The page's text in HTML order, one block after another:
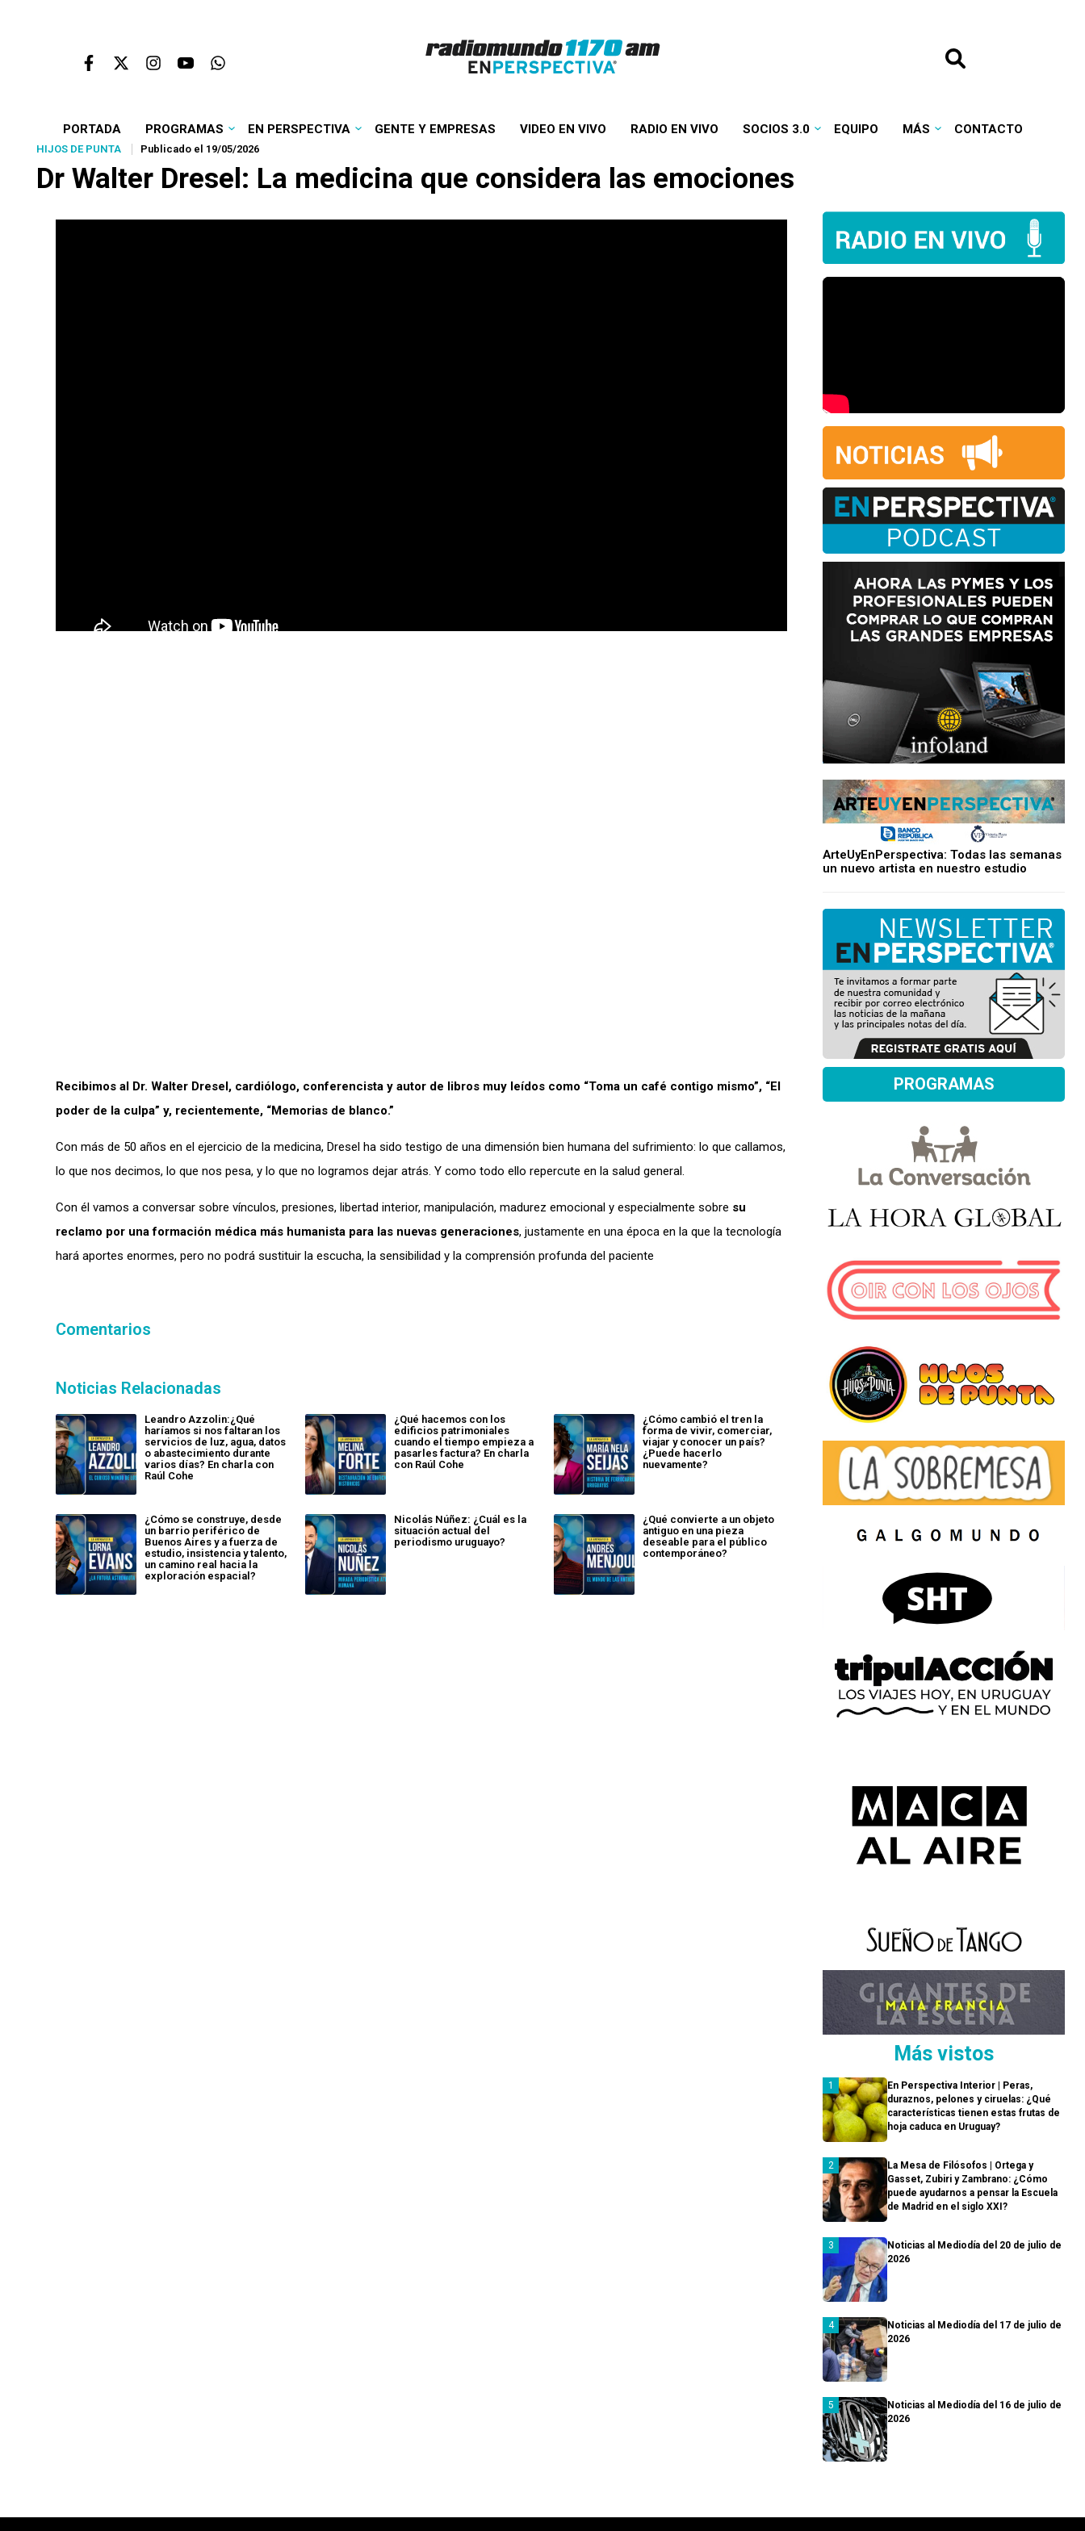
PORTADA PROGRAMAS EN PERSPECTIVA GENTE Y EMPRESAS VIDEO EN VIVO RADIO EN VIVO SOCIOS 3.0 EQUIPO MÁS CONTACTO
HIJOS DE PUNTA Publicado el 19/05/2026
Dr Walter Dresel: La medicina que considera las emociones
Recibimos al Dr. Walter Dresel, cardiólogo, conferencista y autor de libros muy leídos como “Toma un café contigo mismo”, “El
poder de la culpa” y, recientemente, “Memorias de blanco.”
Con más de 50 años en el ejercicio de la medicina, Dresel ha sido testigo de una dimensión bien humana del sufrimiento: lo que callamos,
lo que nos decimos, lo que nos pesa, y lo que no logramos dejar atrás. Y como todo ello repercute en la salud general.
Con él vamos a conversar sobre vínculos, presiones, libertad interior, manipulación, madurez emocional y especialmente sobre su
reclamo por una formación médica más humanista para las nuevas generaciones, justamente en una época en la que la tecnología
hará aportes enormes, pero no podrá sustituir la escucha, la sensibilidad y la comprensión profunda del paciente
Comentarios
Noticias Relacionadas
Leandro Azzolin:¿Qué
haríamos si nos faltaran los
servicios de luz, agua, datos
o abastecimiento durante
varios días? En charla con
Raúl Cohe
¿Qué hacemos con los
edificios patrimoniales
cuando el tiempo empieza a
pasarles factura? En charla
con Raúl Cohe
¿Cómo cambió el tren la
forma de vivir, comerciar,
viajar y conocer un país?
¿Puede hacerlo
nuevamente?
¿Cómo se construye, desde
un barrio periférico de
Buenos Aires y a fuerza de
estudio, insistencia y talento,
un camino real hacia la
exploración espacial?
Nicolás Núñez: ¿Cuál es la
situación actual del
periodismo uruguayo?
¿Qué convierte a un objeto
antiguo en una pieza
deseable para el público
contemporáneo?
ArteUyEnPerspectiva: Todas las semanas
un nuevo artista en nuestro estudio
PROGRAMAS
Más vistos
En Perspectiva Interior | Peras,
duraznos, pelones y ciruelas: ¿Qué
características tienen estas frutas de
hoja caduca en Uruguay?
La Mesa de Filósofos | Ortega y
Gasset, Zubiri y Zambrano: ¿Cómo
puede ayudarnos a pensar la Escuela
de Madrid en el siglo XXI?
Noticias al Mediodía del 20 de julio de
2026
Noticias al Mediodía del 17 de julio de
2026
Noticias al Mediodía del 16 de julio de
2026